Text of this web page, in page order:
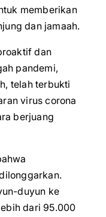
memberikan
dan jamaah.
dan
pandemi,
telah terbukti
virus corona
berjuang
duyun ke
dari 95.000